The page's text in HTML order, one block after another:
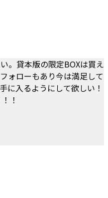
。貸本版の限定BOXは買え
ォローもあり今は満足して
に入るようにして欲しい！
！